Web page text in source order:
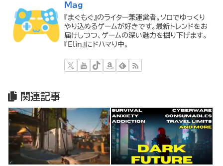
Mag
『まぐもぐ』のライター兼運営者。ソロでゆっくり
やり込めるゲームが好きです。最新トレンドをお
届けしつつ、ゲームの深い魅力を掘り下げます。
『Elin』にドハマり中。
関連記事